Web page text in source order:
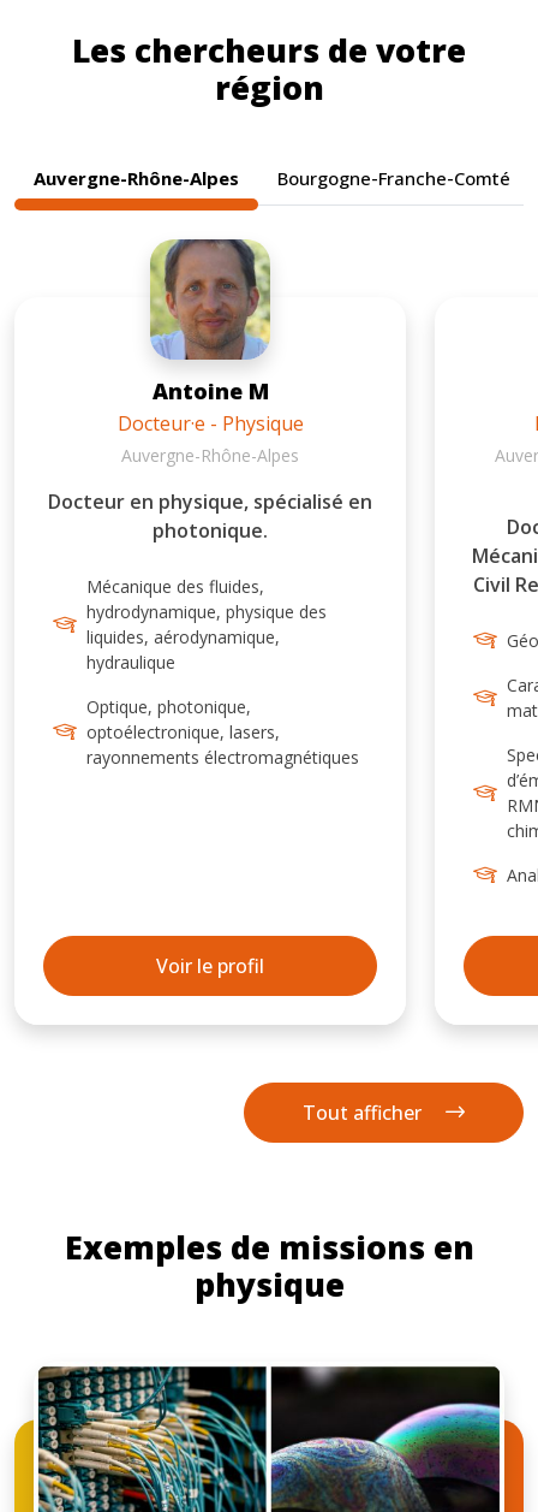
Les chercheurs de votre
région
Auvergne-Rhône-Alpes Bourgogne-Franche-Comté
Antoine M
Docteur·e - Physique
Auvergne-Rhône-Alpes
Docteur en physique, spécialisé en
photonique.
Mécanique des fluides,
hydrodynamique, physique des
liquides, aérodynamique,
hydraulique
Optique, photonique,
optoélectronique, lasers,
rayonnements électromagnétiques
Voir le profil
Civil
Tout afficher
Exemples de missions en
physique